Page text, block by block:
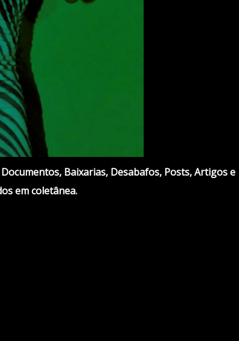
Baixarias, Desabafos, Posts, Artigos e
em coletânea.